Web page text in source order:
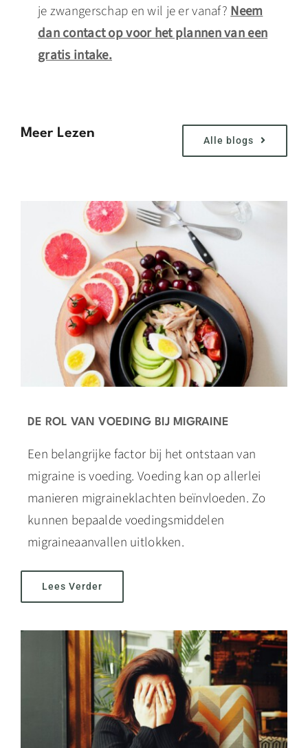
je zwangerschap en wil je er vanaf?Neem
dan contact op voor het plannen van een
gratis intake.
Meer Lezen Alle blogs
DE ROL VAN VOEDING BIJ MIGRAINE
Een belangrijke factor bij het ontstaan van
migraine is voeding. Voeding kan op allerlei
manieren migraineklachten beïnvloeden. Zo
kunnen bepaalde voedingsmiddelen
migraineaanvallen uitlokken.
Lees Verder